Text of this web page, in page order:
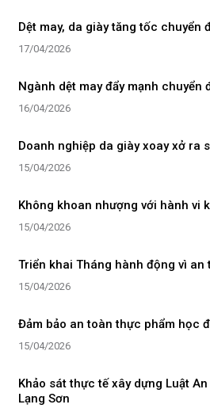
Dệt may, da giày tăng tốc chuyển
17/04/2026
Ngành dệt may đẩy mạnh chuyển
16/04/2026
Doanh nghiệp da giày xoay xở ra
15/04/2026
Không khoan nhượng với hành vi
15/04/2026
Triển khai Tháng hành động vì
15/04/2026
Đảm bảo an toàn thực phẩm học
15/04/2026
Khảo sát thực tế xây dựng Luật
Lạng Sơn